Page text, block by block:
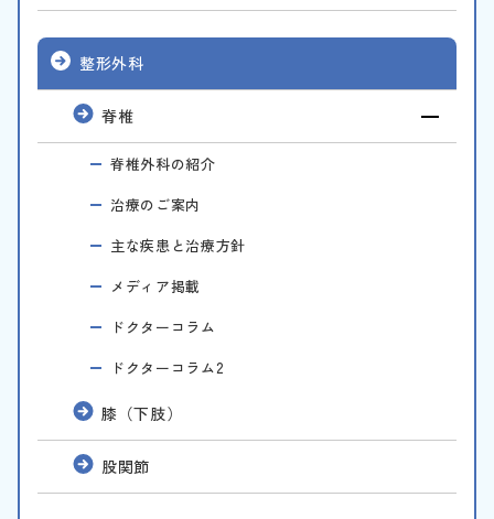
整形外科
脊椎
脊椎外科の紹介
治療のご案内
主な疾患と治療方針
メディア掲載
ドクターコラム
ドクターコラム2
膝（下肢）
股関節